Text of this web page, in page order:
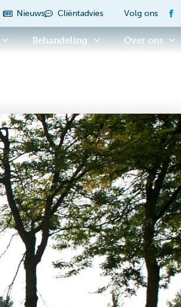
Nieuws Cliëntadvies Volg ons
Behandeling Over ons